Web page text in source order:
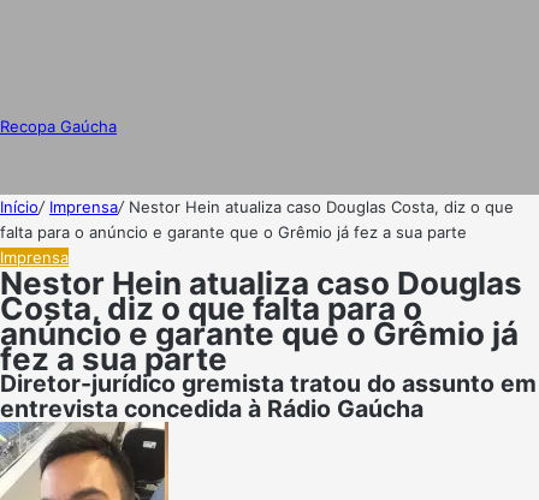
Recopa Gaúcha
Início/ Imprensa/ Nestor Hein atualiza caso Douglas Costa, diz o que
falta para o anúncio e garante que o Grêmio já fez a sua parte
Imprensa
Nestor Hein atualiza caso Douglas
Costa, diz o que falta para o
anúncio e garante que o Grêmio já
fez a sua parte
Diretor-jurídico gremista tratou do assunto em
entrevista concedida à Rádio Gaúcha